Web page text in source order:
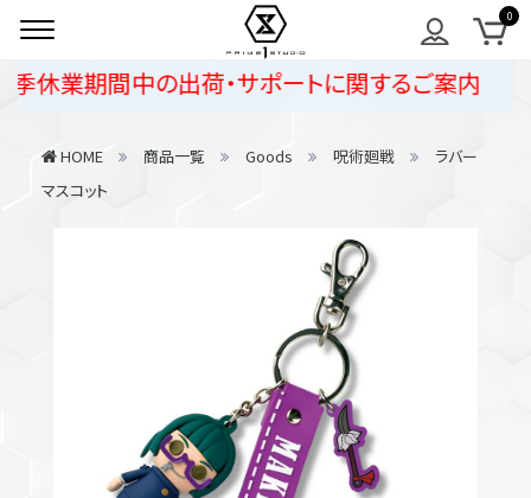
業期間中の出荷・サポートに関するご案内
HOME 商品一覧 Goods 呪術廻戦
ラバー
マスコット